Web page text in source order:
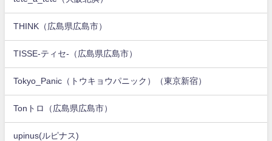
THINK（広島県広島市）
TISSE-ティセ-（広島県広島市）
Tokyo_Panic（トウキョウパニック）（東京新宿）
Tonトロ（広島県広島市）
upinus(ルピナス)